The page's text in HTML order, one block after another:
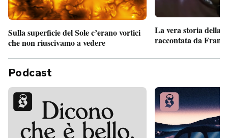
Sulla superficie del Sole c’erano vortici
che non riuscivamo a vedere
La vera storia della
raccontata da
Podcast